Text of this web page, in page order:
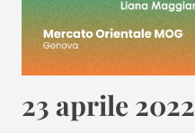
23 aprile 2022